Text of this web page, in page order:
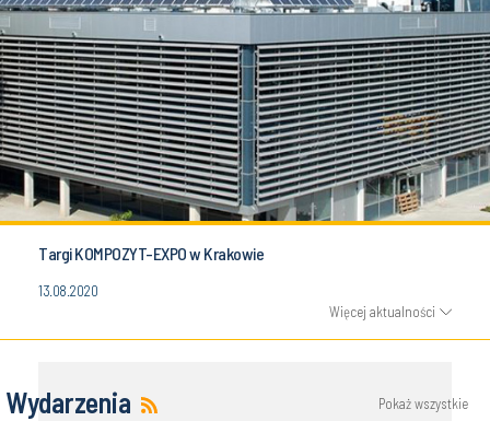
Targi KOMPOZYT-EXPO w Krakowie
13.08.2020
Więcej aktualności
Wydarzenia Pokaż wszystkie